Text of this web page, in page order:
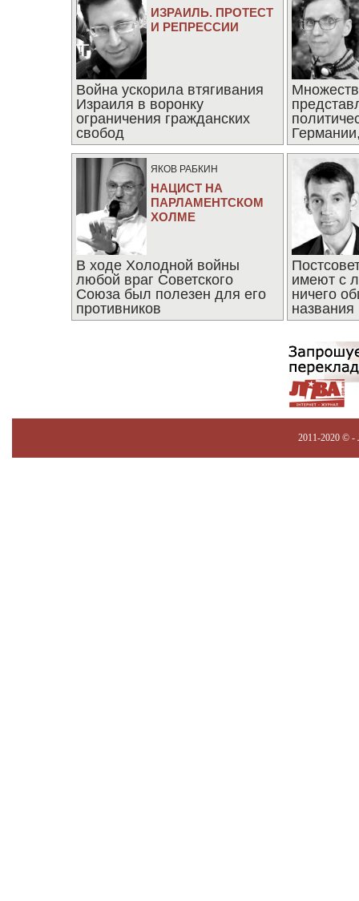
ИЗРАИЛЬ. ПРОТЕСТ
И РЕПРЕССИИ
Война ускорила втягивания
Израиля в воронку
ограничения гражданских
свобод
ЯКОВ РАБКИН
НАЦИСТ НА
ПАРЛАМЕНТСКОМ
ХОЛМЕ
В ходе Холодной войны
любой враг Советского
Союза был полезен для его
противников
имеют с
ничего
названия
2011-2020 © -